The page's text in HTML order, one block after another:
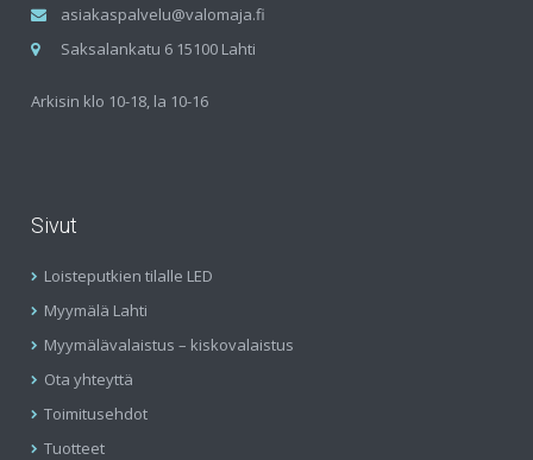
asiakaspalvelu@valomaja.fi
Saksalankatu 6 15100 Lahti
Arkisin klo 10-18, la 10-16
Sivut
Loisteputkien tilalle LED
Myymälä Lahti
Myymälävalaistus – kiskovalaistus
Ota yhteyttä
Toimitusehdot
Tuotteet